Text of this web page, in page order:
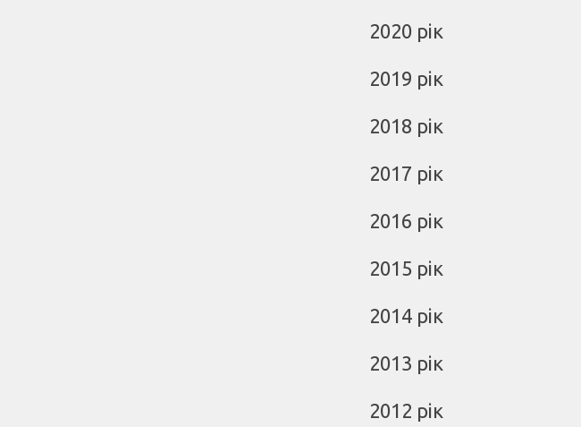
2020 рік
2019 рік
2018 рік
2017 рік
2016 рік
2015 рік
2014 рік
2013 рік
2012 рік